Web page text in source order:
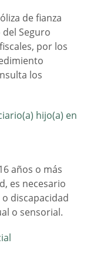
de fianza
Seguro
por los
los
hijo(a) en
años o más
es necesario
discapacidad
o sensorial.